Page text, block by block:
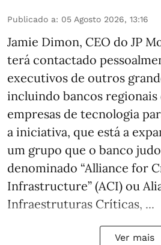
Publicado a: 05 Agosto 2026, 13:16
Jamie Dimon, CEO do JP
terá contactado
executivos de outros
incluindo bancos regionais
empresas de tecnologia
a iniciativa, que está a
um grupo que o banco
denominado “Alliance for
Infrastructure” (ACI) ou
Infraestruturas Críticas, ...
Ver mais